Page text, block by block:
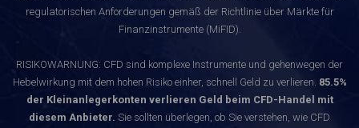
regulatorischen Anforderungen gemäß der Richtlinie über Märkte für
Finanzinstrumente (MiFID).
RISIKOWARNUNG: CFD sind komplexe Instrumente und gehenwegen der
Hebelwirkung mit dem hohen Risiko einher, schnell Geld zu verlieren. 85.5%
der Kleinanlegerkonten verlieren Geld beim CFD-Handel mit
diesem Anbieter. Sie sollten überlegen, ob Sie verstehen, wie CFD